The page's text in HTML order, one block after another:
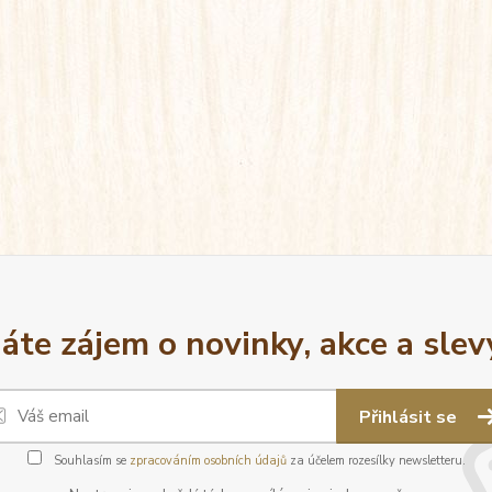
zájem o novinky, akce a
Přihlásit se
Souhlasím se zpracováním osobních údajůza účelem rozesílky newsletteru.